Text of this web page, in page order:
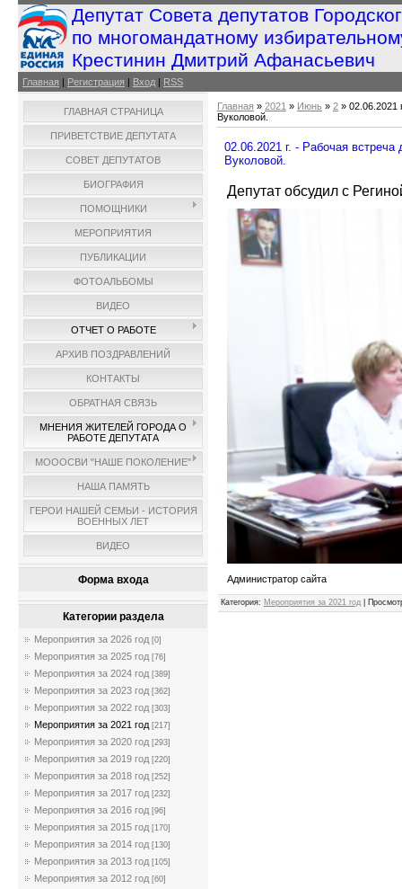
Депутат Совета депутатов
по многомандатному
Крестинин Дмитрий Афанасьевич
Главная | Регистрация | Вход | RSS
ГЛАВНАЯ СТРАНИЦА
ПРИВЕТСТВИЕ ДЕПУТАТА
СОВЕТ ДЕПУТАТОВ
БИОГРАФИЯ
ПОМОЩНИКИ
МЕРОПРИЯТИЯ
ПУБЛИКАЦИИ
ФОТОАЛЬБОМЫ
ВИДЕО
ОТЧЕТ О РАБОТЕ
АРХИВ ПОЗДРАВЛЕНИЙ
КОНТАКТЫ
ОБРАТНАЯ СВЯЗЬ
МНЕНИЯ ЖИТЕЛЕЙ ГОРОДА О
РАБОТЕ ДЕПУТАТА
МОООСВИ "НАШЕ ПОКОЛЕНИЕ"
НАША ПАМЯТЬ
ГЕРОИ НАШЕЙ СЕМЬИ - ИСТОРИЯ
ВОЕННЫХ ЛЕТ
ВИДЕО
Форма входа
Категории раздела
Мероприятия за 2026 год [0]
Мероприятия за 2025 год [76]
Мероприятия за 2024 год [389]
Мероприятия за 2023 год [362]
Мероприятия за 2022 год [303]
Мероприятия за 2021 год [217]
Мероприятия за 2020 год [293]
Мероприятия за 2019 год [220]
Мероприятия за 2018 год [252]
Мероприятия за 2017 год [232]
Мероприятия за 2016 год [96]
Мероприятия за 2015 год [170]
Мероприятия за 2014 год [130]
Мероприятия за 2013 год [105]
Мероприятия за 2012 год [60]
Главная » 2021 » Июнь » 2 » 02.06.2021
Вуколовой.
02.06.2021 г. - Рабочая
Вуколовой.
Депутат обсудил с
Администратор сайта
Категория: Мероприятия за 2021 год